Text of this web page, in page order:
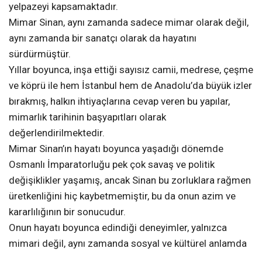
yelpazeyi kapsamaktadır.
Mimar Sinan, aynı zamanda sadece mimar olarak değil,
aynı zamanda bir sanatçı olarak da hayatını
sürdürmüştür.
Yıllar boyunca, inşa ettiği sayısız camii, medrese, çeşme
ve köprü ile hem İstanbul hem de Anadolu’da büyük izler
bırakmış, halkın ihtiyaçlarına cevap veren bu yapılar,
mimarlık tarihinin başyapıtları olarak
değerlendirilmektedir.
Mimar Sinan’ın hayatı boyunca yaşadığı dönemde
Osmanlı İmparatorluğu pek çok savaş ve politik
değişiklikler yaşamış, ancak Sinan bu zorluklara rağmen
üretkenliğini hiç kaybetmemiştir, bu da onun azim ve
kararlılığının bir sonucudur.
Onun hayatı boyunca edindiği deneyimler, yalnızca
mimari değil, aynı zamanda sosyal ve kültürel anlamda